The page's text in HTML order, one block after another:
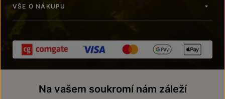
VŠE O NÁKUPU
Na vašem soukromí nám záleží